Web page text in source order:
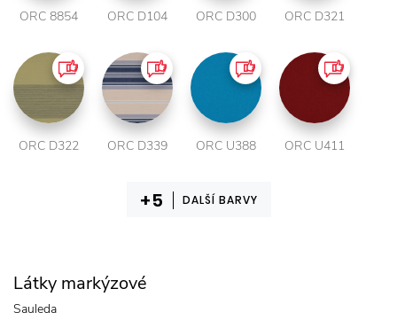
ORC 8854 ORC D104 ORC D300 ORC D321
ORC D322 ORC D339 ORC U388 ORC U411
DALŠÍ BARVY
Látky markýzové
Sauleda